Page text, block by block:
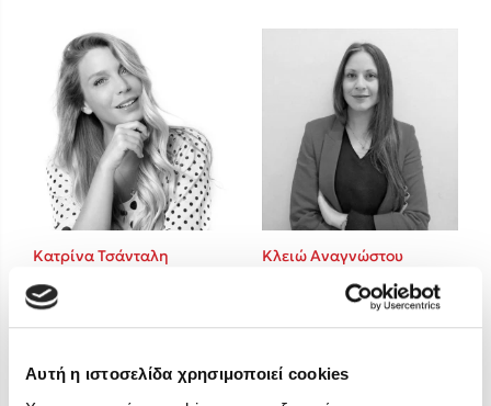
Αυτή η ιστοσελίδα χρησιμοποιεί cookies
Lucinda Riley
Mimi Matthews
Benzamin Bécue
Rebecca Yarros
Teo Benedetti
Τζένη Κουτσοδημητροπούλου
Ali Hazelwood
Pierdomenico Baccalario
Cori Doerrfeld
Δανάη Ιμπραχήμ
Κατρίνα Τσάνταλη Κλειώ Αναγνώστου